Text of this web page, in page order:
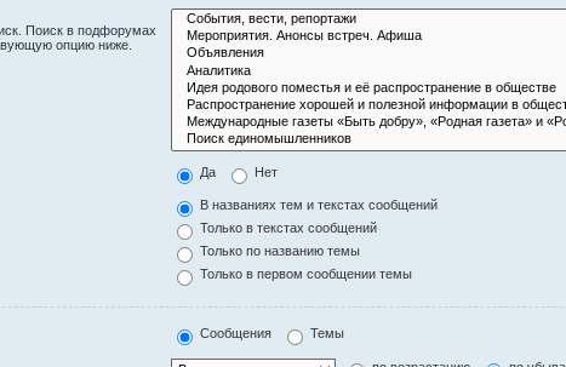
Поиск в подфорумах
опцию ниже.
Да Нет
В названиях тем и текстах сообщений
Только в текстах сообщений
Только по названию темы
Только в первом сообщении темы
Сообщения Темы